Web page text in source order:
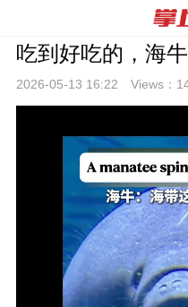
吃到好吃的，海
2026-05-13 16:22 Views：